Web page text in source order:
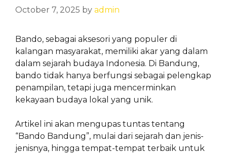
October 7, 2025 by admin
Bando, sebagai aksesori yang populer di
kalangan masyarakat, memiliki akar yang dalam
dalam sejarah budaya Indonesia. Di Bandung,
bando tidak hanya berfungsi sebagai pelengkap
penampilan, tetapi juga mencerminkan
kekayaan budaya lokal yang unik.
Artikel ini akan mengupas tuntas tentang
“Bando Bandung”, mulai dari sejarah dan jenis-
jenisnya, hingga tempat-tempat terbaik untuk